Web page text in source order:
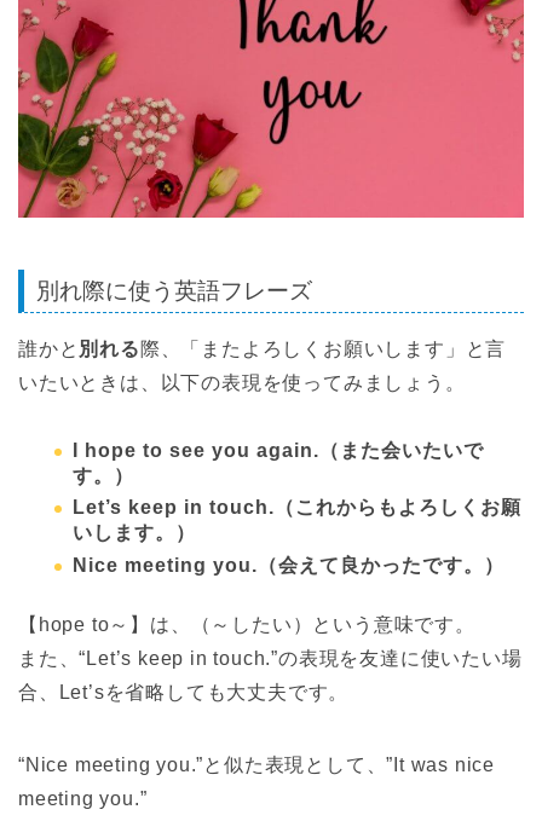
別れ際に使う英語フレーズ
誰かと 別れる 際、「またよろしくお願いします」と言
いたいときは、以下の表現を使ってみましょう。
I hope to see you again. （また会いたいで
す。）
Let’s keep in touch. （これからもよろしくお願
いします。）
Nice meeting you. （会えて良かったです。）
【hope to～】は、（～したい）という意味です。
また、“Let’s keep in touch.”の表現を友達に使いたい場
合、Let’sを省略しても大丈夫です。
“Nice meeting you.”と似た表現として、”It was nice
meeting you.”